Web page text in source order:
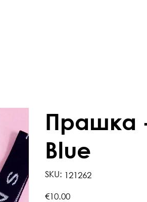
Прашка
Blue
SKU:
121262
121262
€10.00